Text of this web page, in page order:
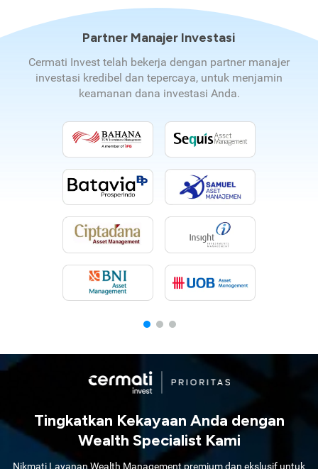
Partner Manajer Investasi
Cermati Invest telah bekerja dengan partner manajer
investasi kredibel dan tepercaya, untuk menjamin
keamanan dana investasi Anda.
Tingkatkan Kekayaan Anda dengan
Wealth Specialist Kami
Nikmati Layanan Wealth Management premium dan ekslusif untuk